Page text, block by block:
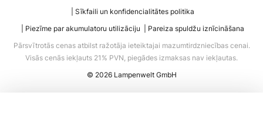
Sīkfaili un konfidencialitātes politika
Piezīme par akumulatoru utilizāciju
Pareiza spuldžu iznīcināšana
Pārsvītrotās cenas atbilst ražotāja ieteiktajai mazumtirdzniecības cenai.
Visās cenās iekļauts 21% PVN, piegādes izmaksas nav iekļautas.
© 2026 Lampenwelt GmbH